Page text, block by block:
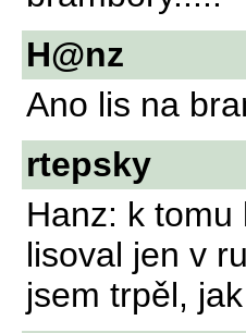
H@nz
Ano lis na
rtepsky
Hanz: k
lisoval jen v
jsem trpěl,